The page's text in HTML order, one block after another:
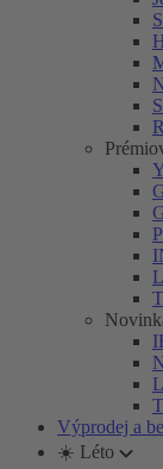
Výprodej a
☀️ Léto